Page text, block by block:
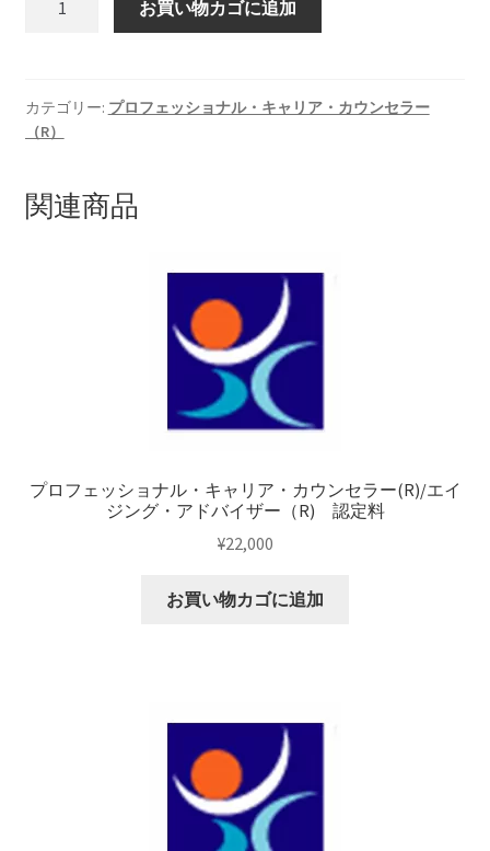
ッ
シ
ナ
ル・
ー
お買い物カゴに追加
カテゴリー: プロフェッショナル・キャリア・カウンセラー
（R）
関連商品
プロフェッショナル・キャリア・カウンセラー(R)/エイ
ジング・アドバイザー（R) 認定料
¥22,000
お買い物カゴに追加